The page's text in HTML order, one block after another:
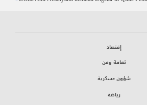
إقتصاد
ثقافة وفن
شؤون عسكرية
رياضة